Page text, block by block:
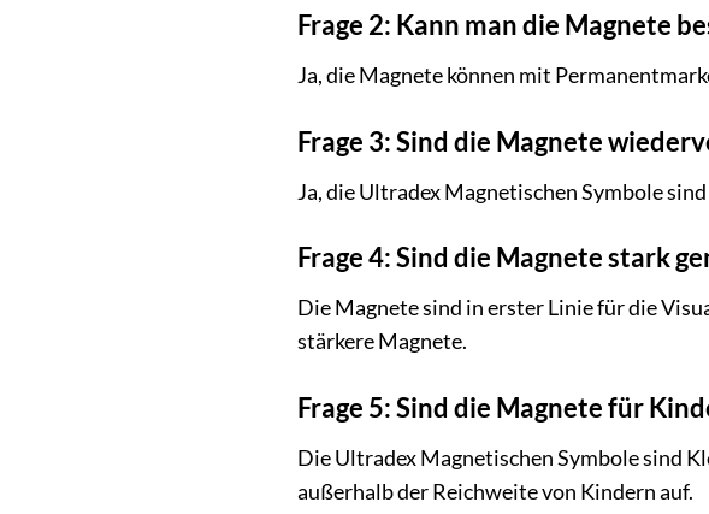
Frage 2: Kann man die Magnete
Ja, die Magnete können mit
Frage 3: Sind die Magnete
Ja, die Ultradex Magnetischen Symbole
Frage 4: Sind die Magnete stark
Die Magnete sind in erster Linie für die
stärkere Magnete.
Frage 5: Sind die Magnete für
Die Ultradex Magnetischen Symbole sind
außerhalb der Reichweite von Kindern auf.